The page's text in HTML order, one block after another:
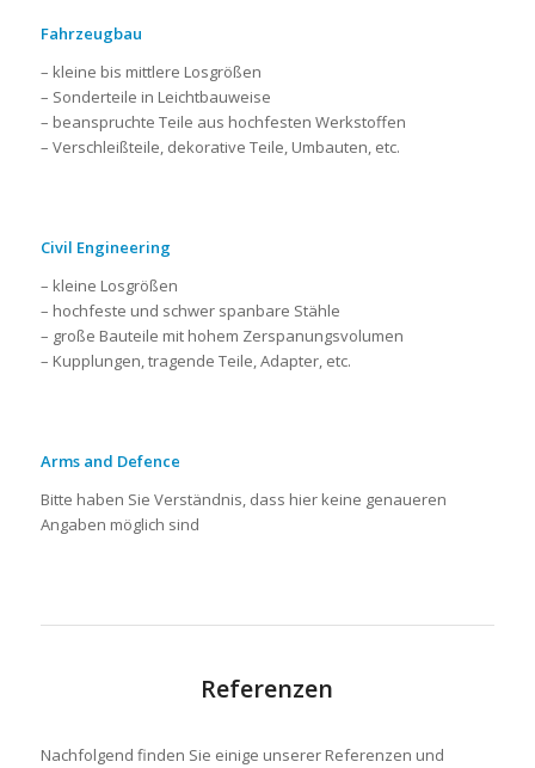
Fahrzeugbau
– kleine bis mittlere Losgrößen
– Sonderteile in Leichtbauweise
– beanspruchte Teile aus hochfesten Werkstoffen
– Verschleißteile, dekorative Teile, Umbauten, etc.
Civil Engineering
– kleine Losgrößen
– hochfeste und schwer spanbare Stähle
– große Bauteile mit hohem Zerspanungsvolumen
– Kupplungen, tragende Teile, Adapter, etc.
Arms and Defence
Bitte haben Sie Verständnis, dass hier keine genaueren
Angaben möglich sind
Referenzen
Nachfolgend finden Sie einige unserer Referenzen und